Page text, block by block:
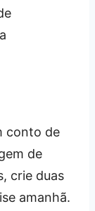
conto de
de
crie duas
amanhã.